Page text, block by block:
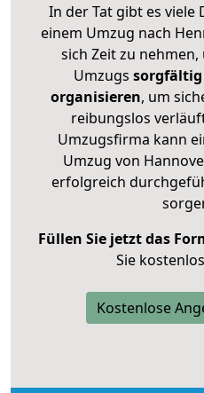
In der Tat gibt es viele
einem Umzug nach
sich Zeit zu
Umzugs sorgfältig
organisieren, um
reibungslos
Umzugsfirma kann
Umzug von
erfolgreich
Füllen Sie jetzt das
Sie
Kostenlose